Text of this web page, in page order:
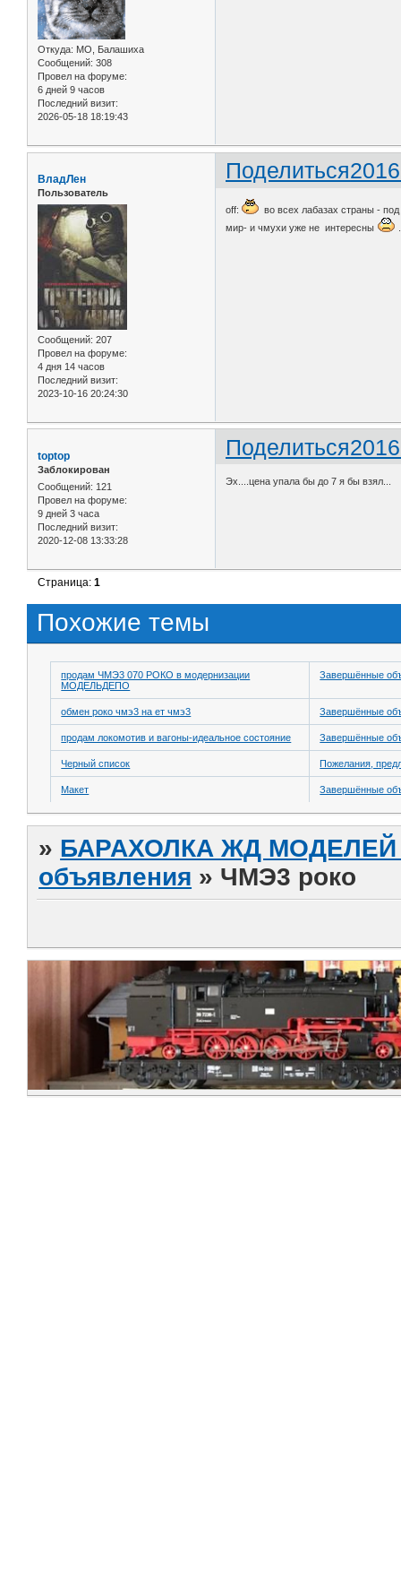
Откуда: МО, Балашиха
Сообщений: 308
Провел на форуме:
6 дней 9 часов
Последний визит:
2026-05-18 18:19:43
Поделиться
ВладЛен
Пользователь
Сообщений: 207
Провел на форуме:
4 дня 14 часов
Последний визит:
2023-10-16 20:24:30
off:
во всех лабазах страны -
мир- и чмухи уже не интересны
Поделиться
toptop
Заблокирован
Сообщений: 121
Провел на форуме:
9 дней 3 часа
Последний визит:
2020-12-08 13:33:28
Эх....цена упала бы до 7 я бы взял...
Страница:1
Похожие темы
продам ЧМЭ3 070 РОКО в модернизации
МОДЕЛЬДЕПО
Завершённые
обмен роко чмэ3 на ет чмэ3 Завершённые
продам локомотив и вагоны-идеальное состояние Завершённые
Черный список Пожелания,
Макет Завершённые
» БАРАХОЛКА ЖД МОДЕЛЕЙ
объявления » ЧМЭ3 роко